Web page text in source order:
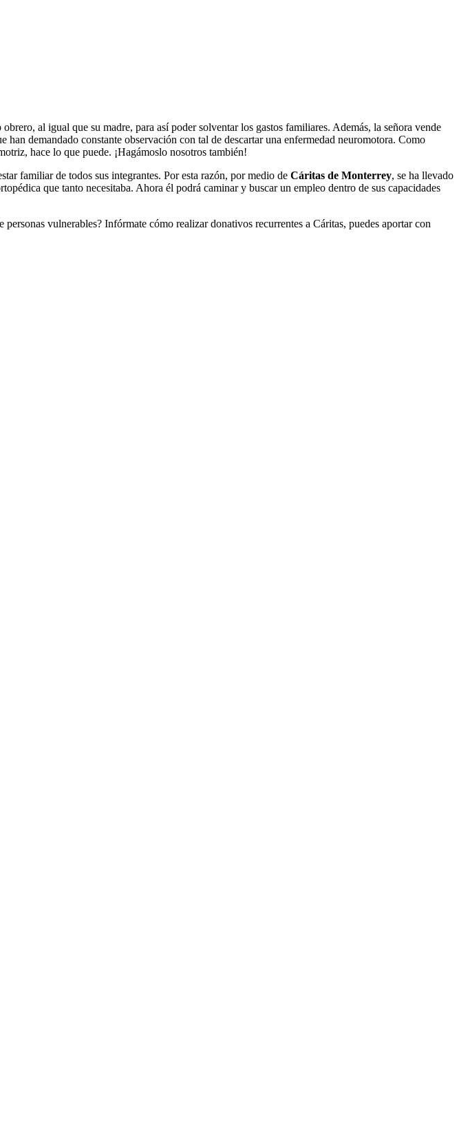
al igual que su madre, para así poder solventar los gastos familiares. Además, la señora vende
demandado constante observación con tal de descartar una enfermedad neuromotora. Como
hace lo que puede. ¡Hagámoslo nosotros también!
familiar de todos sus integrantes. Por esta razón, por medio de Cáritas de Monterrey, se ha llevado
que tanto necesitaba. Ahora él podrá caminar y buscar un empleo dentro de sus capacidades
vulnerables? Infórmate cómo realizar donativos recurrentes a Cáritas, puedes aportar con